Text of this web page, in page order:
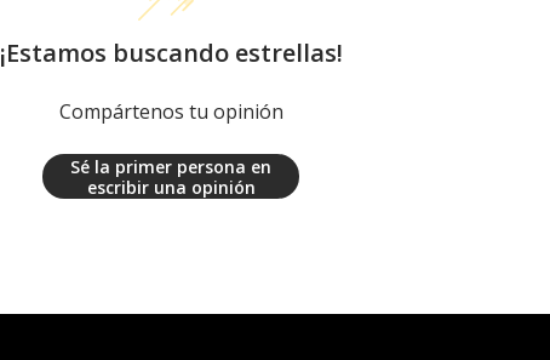
¡Estamos buscando estrellas!
Compártenos tu opinión
Sé la primer persona en
escribir una opinión